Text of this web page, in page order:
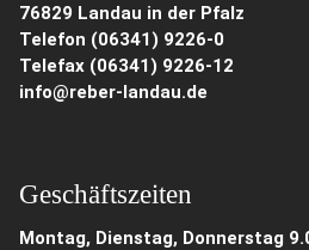
76829 Landau in der Pfalz
Telefon (06341) 9226-0
Telefax (06341) 9226-12
info@reber-landau.de
Geschäftszeiten
Montag, Dienstag, Donnerstag